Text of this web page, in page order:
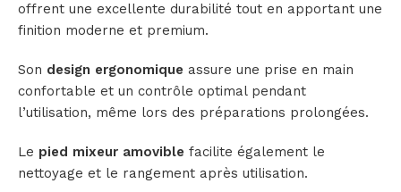
offrent une excellente durabilité tout en apportant une
finition moderne et premium.
Son design ergonomique assure une prise en main
confortable et un contrôle optimal pendant
l’utilisation, même lors des préparations prolongées.
Le pied mixeur amovible facilite également le
nettoyage et le rangement après utilisation.